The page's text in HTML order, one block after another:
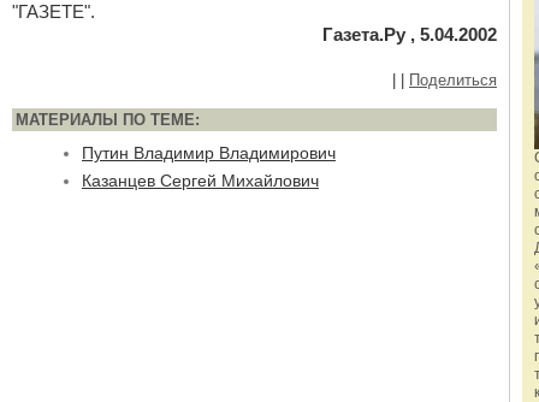
"ГАЗЕТЕ".
Газета.Ру , 5.04.2002
Поделиться
МАТЕРИАЛЫ ПО ТЕМЕ:
Путин Владимир Владимирович
Казанцев Сергей Михайлович